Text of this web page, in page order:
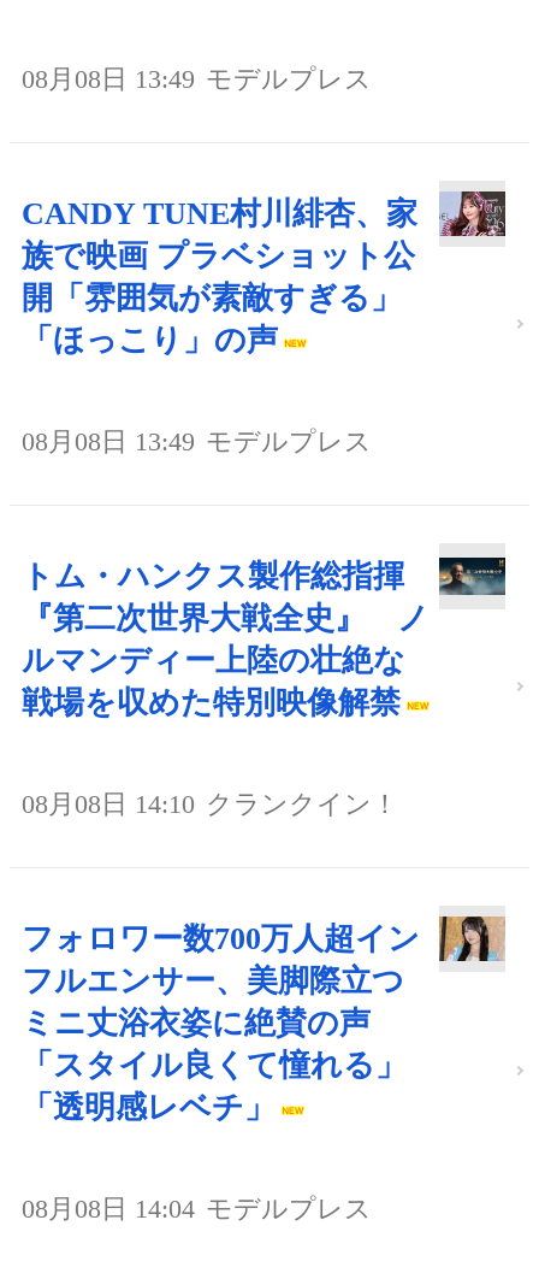
08月08日 13:49 モデルプレス
CANDY TUNE村川緋杏、家
族で映画 プラベショット公
開「雰囲気が素敵すぎる」
「ほっこり」の声
08月08日 13:49 モデルプレス
トム・ハンクス製作総指揮
『第二次世界大戦全史』 ノ
ルマンディー上陸の壮絶な
戦場を収めた特別映像解禁
08月08日 14:10 クランクイン！
フォロワー数700万人超イン
フルエンサー、美脚際立つ
ミニ丈浴衣姿に絶賛の声
「スタイル良くて憧れる」
「透明感レベチ」
08月08日 14:04 モデルプレス